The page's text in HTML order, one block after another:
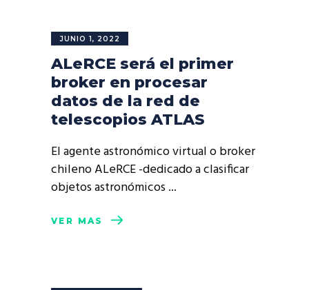
JUNIO 1, 2022
ALeRCE será el primer
broker en procesar
datos de la red de
telescopios ATLAS
El agente astronómico virtual o broker
chileno ALeRCE -dedicado a clasificar
objetos astronómicos
VER MÁS